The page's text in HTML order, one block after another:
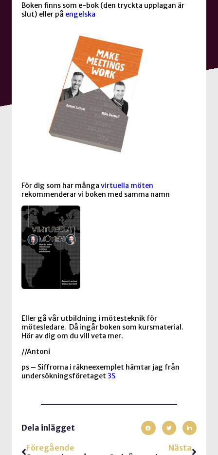
Boken finns som e-bok (den tryckta upplagan är
slut) eller på engelska
För dig som har många virtuella möten
rekommenderar vi boken med samma namn
Eller gå vår utbildning i mötesteknik för
mötesledare. Då ingår boken som kursmaterial.
Hör av dig om du vill veta mer.
//Antoni
ps – Siffrorna i räkneexemplet hämtar jag från
undersökningsföretaget 3S
Dela inlägget
Föregående
Nästa